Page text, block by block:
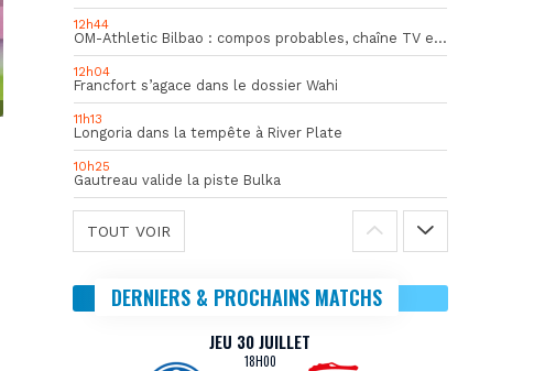
12h44
OM-Athletic Bilbao : compos probables, chaîne TV et heure du match
12h04
Francfort s’agace dans le dossier Wahi
11h13
Longoria dans la tempête à River Plate
10h25
Gautreau valide la piste Bulka
TOUT VOIR
DERNIERS & PROCHAINS MATCHS
JEU 30 JUILLET
18H00